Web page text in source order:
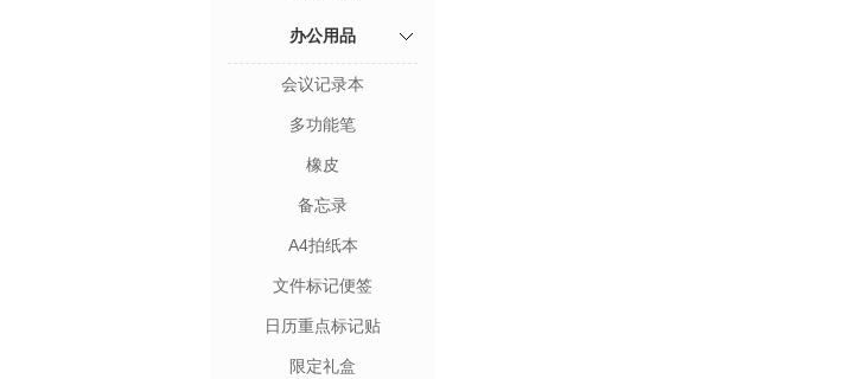
办公用品
会议记录本
多功能笔
橡皮
备忘录
A4拍纸本
文件标记便签
日历重点标记贴
限定礼盒